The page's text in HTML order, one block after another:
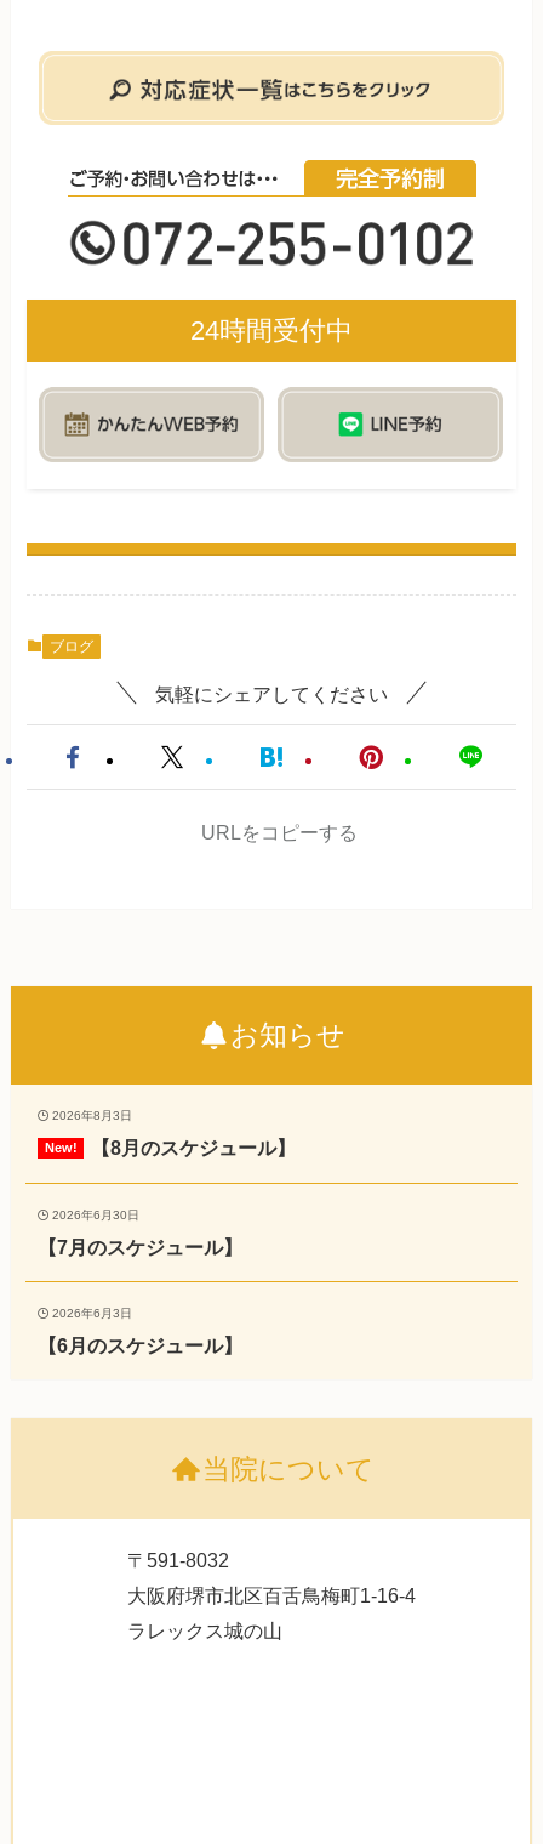
24時間受付中
ブログ
気軽にシェアしてください
URLをコピーする
お知らせ
2026年8月3日
【8月のスケジュール】
2026年6月30日
【7月のスケジュール】
2026年6月3日
【6月のスケジュール】
当院について
〒591-8032
大阪府堺市北区百舌鳥梅町1-16-4
ラレックス城の山